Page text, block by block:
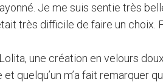
Je me suis sentie très
très difficile de faire un
une création en velours
quelqu’un m’a fait remarquer